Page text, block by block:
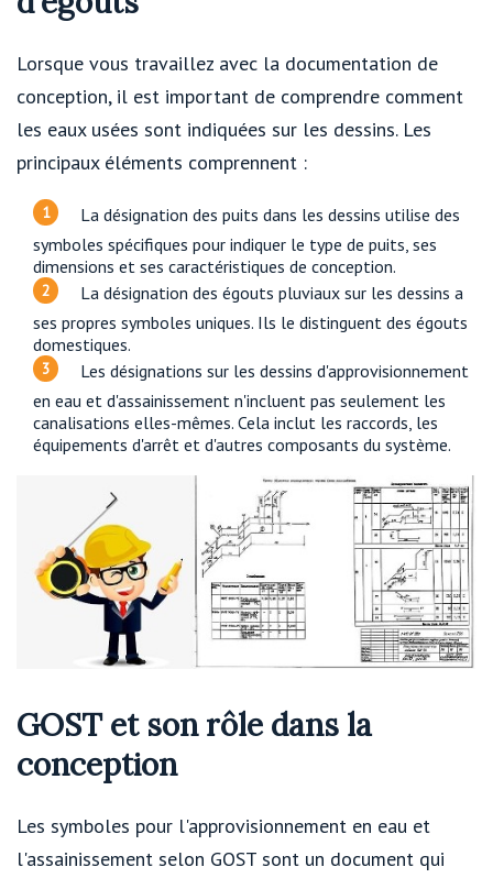
Lorsque vous travaillez avec la documentation de
conception, il est important de comprendre comment
les eaux usées sont indiquées sur les dessins. Les
principaux éléments comprennent :
La désignation des puits dans les dessins utilise des
symboles spécifiques pour indiquer le type de puits, ses
dimensions et ses caractéristiques de conception.
La désignation des égouts pluviaux sur les dessins a
ses propres symboles uniques. Ils le distinguent des égouts
domestiques.
Les désignations sur les dessins d'approvisionnement
en eau et d'assainissement n'incluent pas seulement les
canalisations elles-mêmes. Cela inclut les raccords, les
équipements d'arrêt et d'autres composants du système.
GOST et son rôle dans la
conception
Les symboles pour l'approvisionnement en eau et
l'assainissement selon GOST sont un document qui